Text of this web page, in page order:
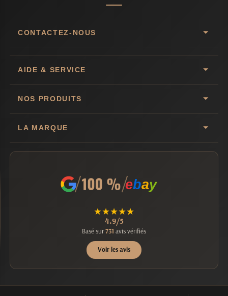
CONTACTEZ-NOUS
AIDE & SERVICE
NOS PRODUITS
LA MARQUE
ebay
★★★★★
4.9/5
Basé sur731 avis vérifiés
Voir les avis